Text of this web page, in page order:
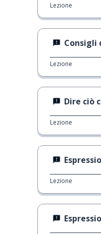
Lezione
Consigli
Lezione
Dire ciò
Lezione
Lezione